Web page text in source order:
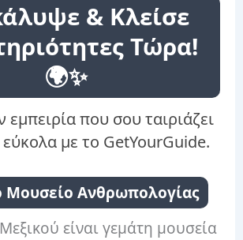
& Κλείσε
Τώρα!
🌍✨
εμπειρία που σου ταιριάζει
εύκολα με το GetYourGuide.
Μουσείο Ανθρωπολογίας
είναι γεμάτη μουσεία